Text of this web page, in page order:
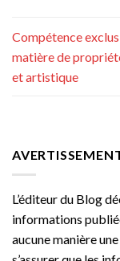
Compétence
matière de
et artistique
L’éditeur du Blog
informations
aucune manière